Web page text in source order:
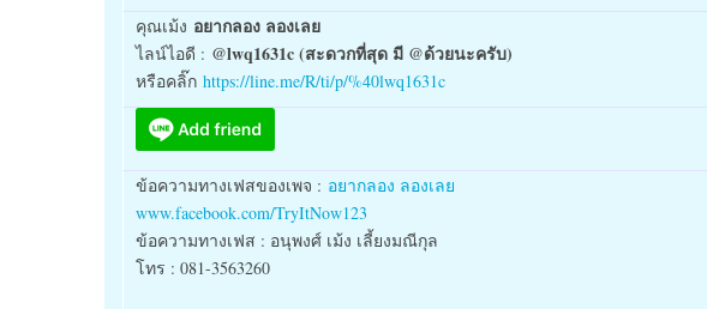
คุณเม้ง อยากลอง ลองเลย
ไลน์ไอดี : @lwq1631c (สะดวกที่สุด มี @ด้วยนะครับ)
หรือคลิ๊ก https://line.me/R/ti/p/%40lwq1631c
ข้อความทางเฟสของเพจ : อยากลอง ลองเลย
www.facebook.com/TryItNow123
ข้อความทางเฟส : อนุพงศ์ เม้ง เลี้ยงมณีกุล
โทร : 081-3563260